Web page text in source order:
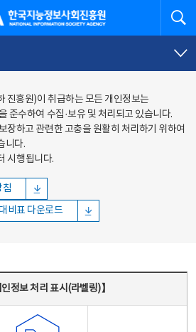
정보사회진흥원
진흥원)이 취급하는 모든 개인정보는
준수하여 수집·보유 및 처리되고 있습니다.
장하고 관련한 고충을 원활히 처리하기 위하여
니다.
시행됩니다.
침
비표 다운로드
인정보 처리 표시(라벨링)】